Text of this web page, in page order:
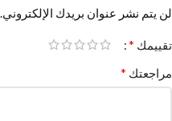
لن يتم نشر عنوان بريدك الإلكتروني.
تقييمك *
مراجعتك *